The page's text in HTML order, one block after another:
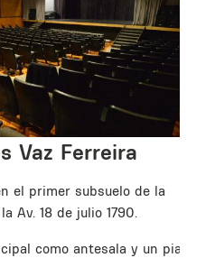
Vaz Ferreira
el primer subsuelo de la
Av. 18 de julio 1790.
como antesala y un piano